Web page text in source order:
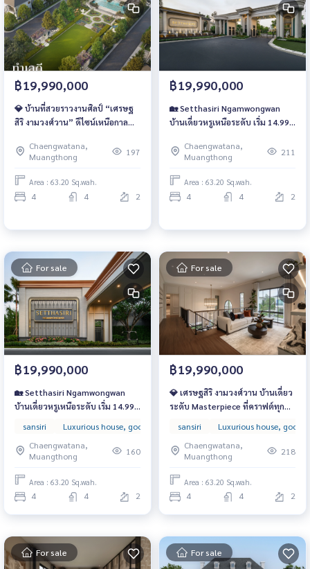
฿19,990,000
💎 บ้านที่สวยราวงานศิลป์ “เศรษฐ
สิริ งามวงศ์วาน” ดีไซน์เหนือกาล
เนอเรชัน ราคาเริ่มต้นเพียง 14.99
ล้านบาท
Chaengwatana,
Muangthong
197
Area : 63.20 Sq.wah.
4 4 2
฿19,990,000
🏡 Setthasiri Ngamwongwan
บ้านเดี่ยวหรูเหนือระดับ เริ่ม 14.99–
บันดาลใจจาก Georgian Design ที่
งดงามเหนือกาลเวลา
Chaengwatana,
Muangthong
211
Area : 63.20 Sq.wah.
4 4 2
For sale
฿19,990,000
🏡 Setthasiri Ngamwongwan
บ้านเดี่ยวหรูเหนือระดับ เริ่ม 14.99–
บันดาลใจจาก Georgian Design ที่
งดงามเหนือกาลเวลา
sansiri Luxurious house, good location super luxuly
Single house
Chaengwatana,
Muangthong
160
Area : 63.20 Sq.wah.
4 4 2
For sale
฿19,990,000
💎 เศรษฐสิริ งามวงศ์วาน บ้านเดี่ยว
ระดับ Masterpiece ที่คราฟต์ทุก
14.99 ล้านบาท* 📞 061-6161426
sansiri
Luxurious house, good
Chaengwatana,
Muangthong
218
Area : 63.20 Sq.wah.
4 4 2
For sale For sale